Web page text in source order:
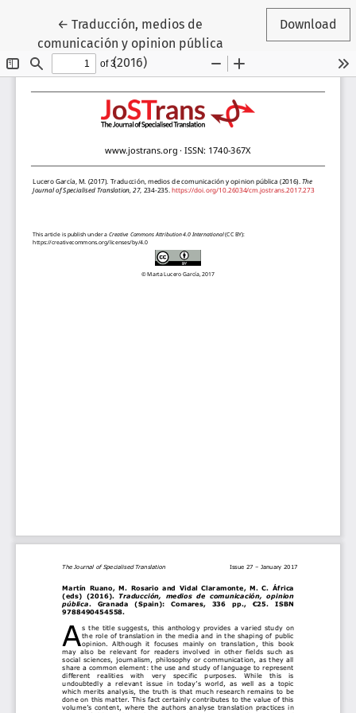
←Return to Article Details
Traducción, medios de
comunicación y opinion pública
(2016)
Download